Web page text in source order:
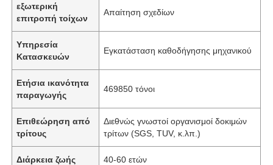
εξωτερική
επιτροπή τοίχων
Απαίτηση σχεδίων
Υπηρεσία
Κατασκευών
Εγκατάσταση καθοδήγησης μηχανικού
Ετήσια ικανότητα
παραγωγής
469850 τόνοι
Επιθεώρηση από
τρίτους
Διεθνώς γνωστοί οργανισμοί δοκιμών
τρίτων (SGS, TUV, κ.λπ.)
Διάρκεια ζωής 40-60 ετών